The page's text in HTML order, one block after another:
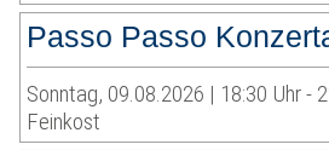
Passo Passo
Sonntag, 09.08.2026 | 18:30 Uhr -
Feinkost